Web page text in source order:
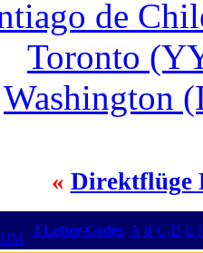
de
Toronto
Washington
« Direktflüge
3 Letter-Codes A B C D E